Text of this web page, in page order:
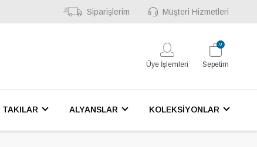
Siparişlerim Müşteri Hizmetleri
Üye İşlemleri Sepetim
0
TAKILAR ALYANSLAR KOLEKSİYONLAR